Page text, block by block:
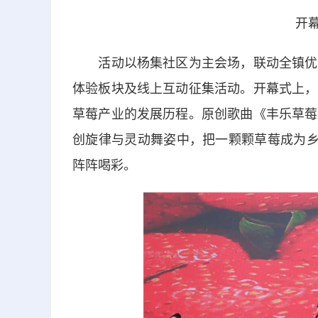
开
活动以杨集社区为主会场，联动全镇优
体验板块及线上互动征集活动。开幕式上
草莓产业的发展历程。原创歌曲《丰乐草
创旋律与灵动舞姿中，把一颗颗草莓成为
阵阵喝彩。